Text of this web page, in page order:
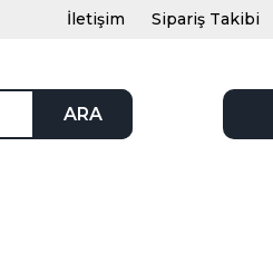
İletişim Sipariş Takibi
ARA